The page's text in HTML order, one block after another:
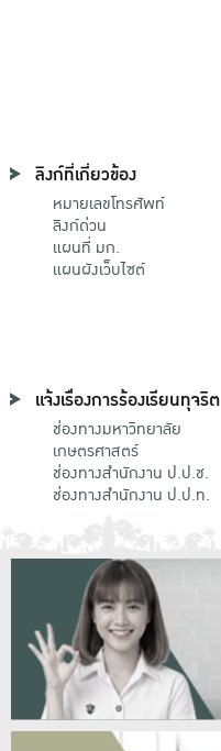
ลิงก์ที่เกี่ยวข้อง
หมายเลขโทรศัพท์
ลิงก์ด่วน
แผนที่ มก.
แผนผังเว็บไซต์
แจ้งเรื่องการร้องเรียนทุจริต
ช่องทางมหาวิทยาลัย
เกษตรศาสตร์
ช่องทางสำนักงาน ป.ป.ช.
ช่องทางสำนักงาน ป.ป.ท.